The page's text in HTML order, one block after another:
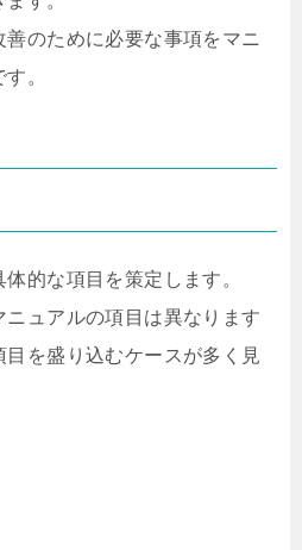
のために必要な事項をマニ
。
的な項目を策定します。
ュアルの項目は異なります
を盛り込むケースが多く見